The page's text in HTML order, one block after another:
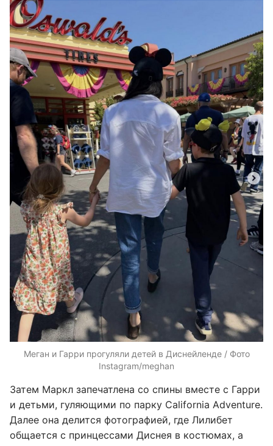
Меган и Гарри прогуляли детей в Диснейленде / Фото
Instagram/meghan
Затем Маркл запечатлена со спины вместе с Гарри
и детьми, гуляющими по парку California Adventure.
Далее она делится фотографией, где Лилибет
общается с принцессами Диснея в костюмах, а